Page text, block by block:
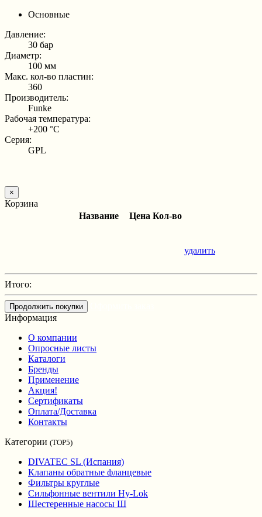
Основные
Давление:
30 бар
Диаметр:
100 мм
Макс. кол-во пластин:
360
Производитель:
Funke
Рабочая температура:
+200 °С
Серия:
GPL
×
Корзина
Название
Цена Кол-во
удалить
Итого:
Продолжить покупки
Информация
О компании
Опросные листы
Каталоги
Бренды
Применение
Акция!
Сертификаты
Оплата/Доставка
Контакты
Категории (TOP5)
DIVATEC SL (Испания)
Клапаны обратные фланцевые
Фильтры круглые
Сильфонные вентили Hy-Lok
Шестеренные насосы Ш